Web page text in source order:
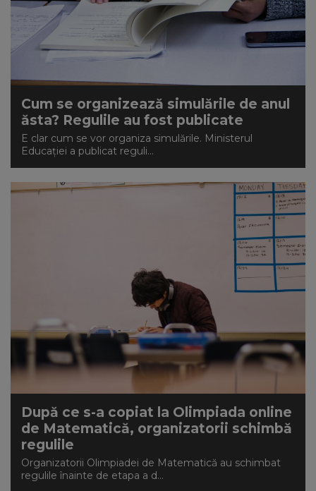
Cum se organizează simulările de anul
ăsta? Regulile au fost publicate
E clar cum se vor organiza simulările. Ministerul
Educației a publicat reguli...
După ce s-a copiat la Olimpiada online
de Matematică, organizatorii schimbă
regulile
Organizatorii Olimpiadei de Matematică au schimbat
regulile înainte de etapa a d...